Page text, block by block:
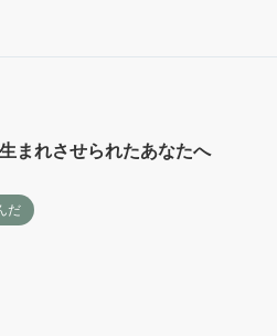
まれさせられたあなたへ
だ